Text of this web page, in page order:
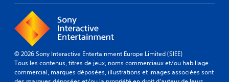
© 2026 Sony Interactive Entertainment Europe Limited (SIEE)
Tous les contenus, titres de jeux, noms commerciaux et/ou habillage
commercial, marques déposées, illustrations et images associées sont